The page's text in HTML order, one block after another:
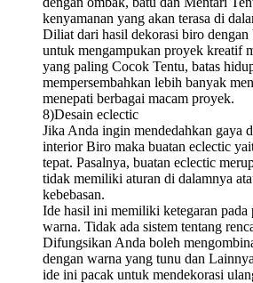
kenyamanan yang akan terasa di
Diliat dari hasil dekorasi biro dengan
untuk mengampukan proyek kreatif
yang paling Cocok Tentu, batas
mempersembahkan lebih banyak
menepati berbagai macam proyek.
8)Desain eclectic
Jika Anda ingin mendedahkan gaya
interior Biro maka buatan eclectic
tepat. Pasalnya, buatan eclectic
tidak memiliki aturan di dalamnya
kebebasan.
Ide hasil ini memiliki ketegaran pada
warna. Tidak ada sistem tentang
Difungsikan Anda boleh
dengan warna yang tunu dan
ide ini pacak untuk mendekorasi